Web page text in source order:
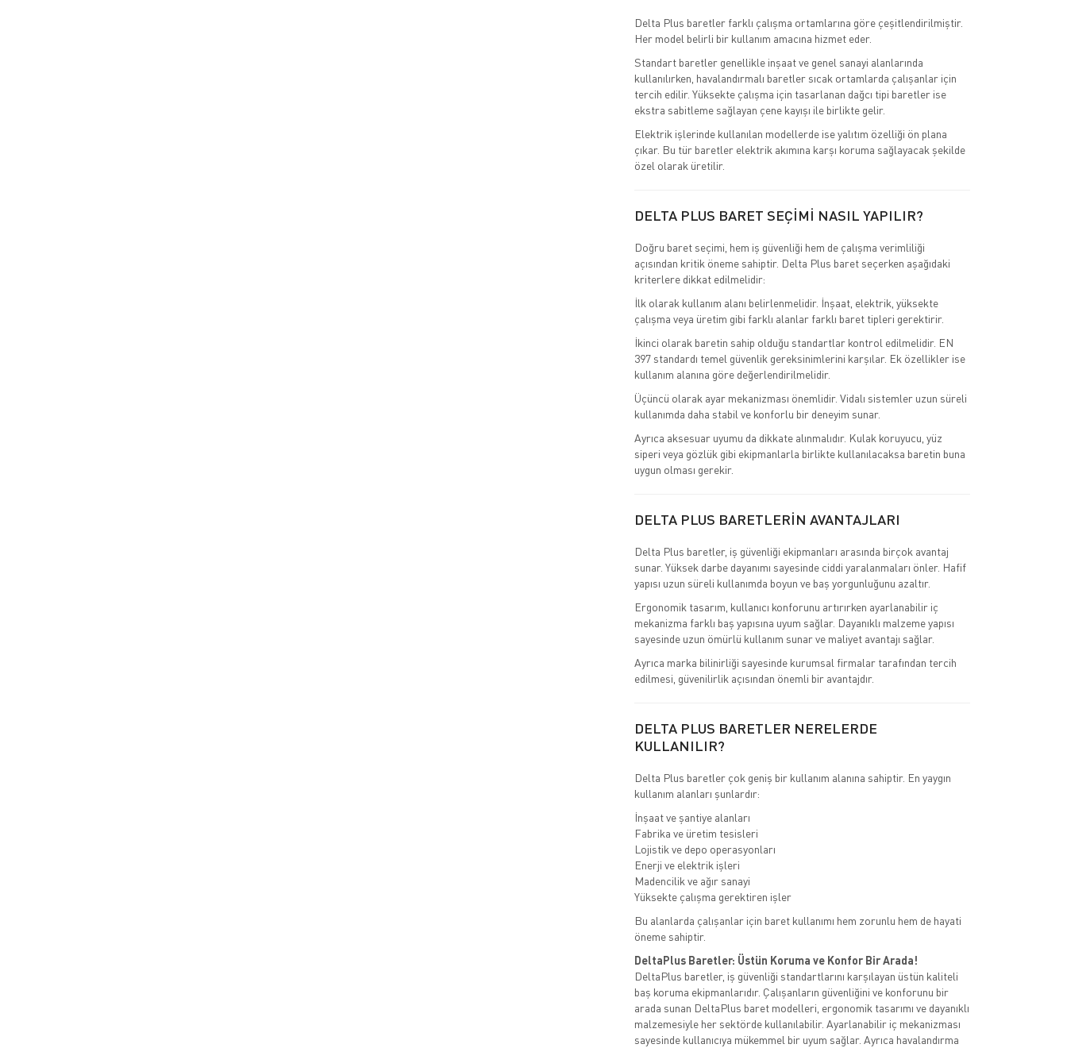
Delta Plus baretler farklı çalışma ortamlarına göre çeşitlendirilmiştir.
Her model belirli bir kullanım amacına hizmet eder.
Standart baretler genellikle inşaat ve genel sanayi alanlarında
kullanılırken, havalandırmalı baretler sıcak ortamlarda çalışanlar için
tercih edilir. Yüksekte çalışma için tasarlanan dağcı tipi baretler ise
ekstra sabitleme sağlayan çene kayışı ile birlikte gelir.
Elektrik işlerinde kullanılan modellerde ise yalıtım özelliği ön plana
çıkar. Bu tür baretler elektrik akımına karşı koruma sağlayacak şekilde
özel olarak üretilir.
DELTA PLUS BARET SEÇİMİ NASIL YAPILIR?
Doğru baret seçimi, hem iş güvenliği hem de çalışma verimliliği
açısından kritik öneme sahiptir. Delta Plus baret seçerken aşağıdaki
kriterlere dikkat edilmelidir:
İlk olarak kullanım alanı belirlenmelidir. İnşaat, elektrik, yüksekte
çalışma veya üretim gibi farklı alanlar farklı baret tipleri gerektirir.
İkinci olarak baretin sahip olduğu standartlar kontrol edilmelidir. EN
397 standardı temel güvenlik gereksinimlerini karşılar. Ek özellikler ise
kullanım alanına göre değerlendirilmelidir.
Üçüncü olarak ayar mekanizması önemlidir. Vidalı sistemler uzun süreli
kullanımda daha stabil ve konforlu bir deneyim sunar.
Ayrıca aksesuar uyumu da dikkate alınmalıdır. Kulak koruyucu, yüz
siperi veya gözlük gibi ekipmanlarla birlikte kullanılacaksa baretin buna
uygun olması gerekir.
DELTA PLUS BARETLERİN AVANTAJLARI
Delta Plus baretler, iş güvenliği ekipmanları arasında birçok avantaj
sunar. Yüksek darbe dayanımı sayesinde ciddi yaralanmaları önler. Hafif
yapısı uzun süreli kullanımda boyun ve baş yorgunluğunu azaltır.
Ergonomik tasarım, kullanıcı konforunu artırırken ayarlanabilir iç
mekanizma farklı baş yapısına uyum sağlar. Dayanıklı malzeme yapısı
sayesinde uzun ömürlü kullanım sunar ve maliyet avantajı sağlar.
Ayrıca marka bilinirliği sayesinde kurumsal firmalar tarafından tercih
edilmesi, güvenilirlik açısından önemli bir avantajdır.
DELTA PLUS BARETLER NERELERDE
KULLANILIR?
Delta Plus baretler çok geniş bir kullanım alanına sahiptir. En yaygın
kullanım alanları şunlardır:
İnşaat ve şantiye alanları
Fabrika ve üretim tesisleri
Lojistik ve depo operasyonları
Enerji ve elektrik işleri
Madencilik ve ağır sanayi
Yüksekte çalışma gerektiren işler
Bu alanlarda çalışanlar için baret kullanımı hem zorunlu hem de hayati
öneme sahiptir.
DeltaPlus Baretler: Üstün Koruma ve Konfor Bir Arada!
DeltaPlus baretler, iş güvenliği standartlarını karşılayan üstün kaliteli
baş koruma ekipmanlarıdır. Çalışanların güvenliğini ve konforunu bir
arada sunan DeltaPlus baret modelleri, ergonomik tasarımı ve dayanıklı
malzemesiyle her sektörde kullanılabilir. Ayarlanabilir iç mekanizması
sayesinde kullanıcıya mükemmel bir uyum sağlar. Ayrıca havalandırma